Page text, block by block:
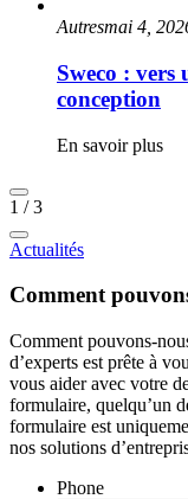
Autresmai 4,
Sweco : vers
conception
En savoir plus
1 /3
Actualités
Comment
Comment pouvons-
d’experts est prête à
vous aider avec votre
formulaire, quelqu’un
formulaire est
nos solutions
Phone